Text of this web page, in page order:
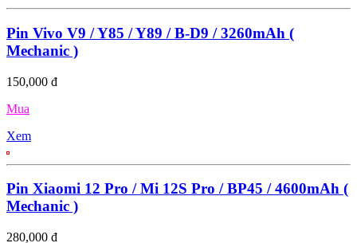
Pin Vivo V9 / Y85 / Y89 / B-D9 / 3260mAh (
Mechanic )
150,000 đ
Mua
Xem
Pin Xiaomi 12 Pro / Mi 12S Pro / BP45 / 4600mAh (
Mechanic )
280,000 đ